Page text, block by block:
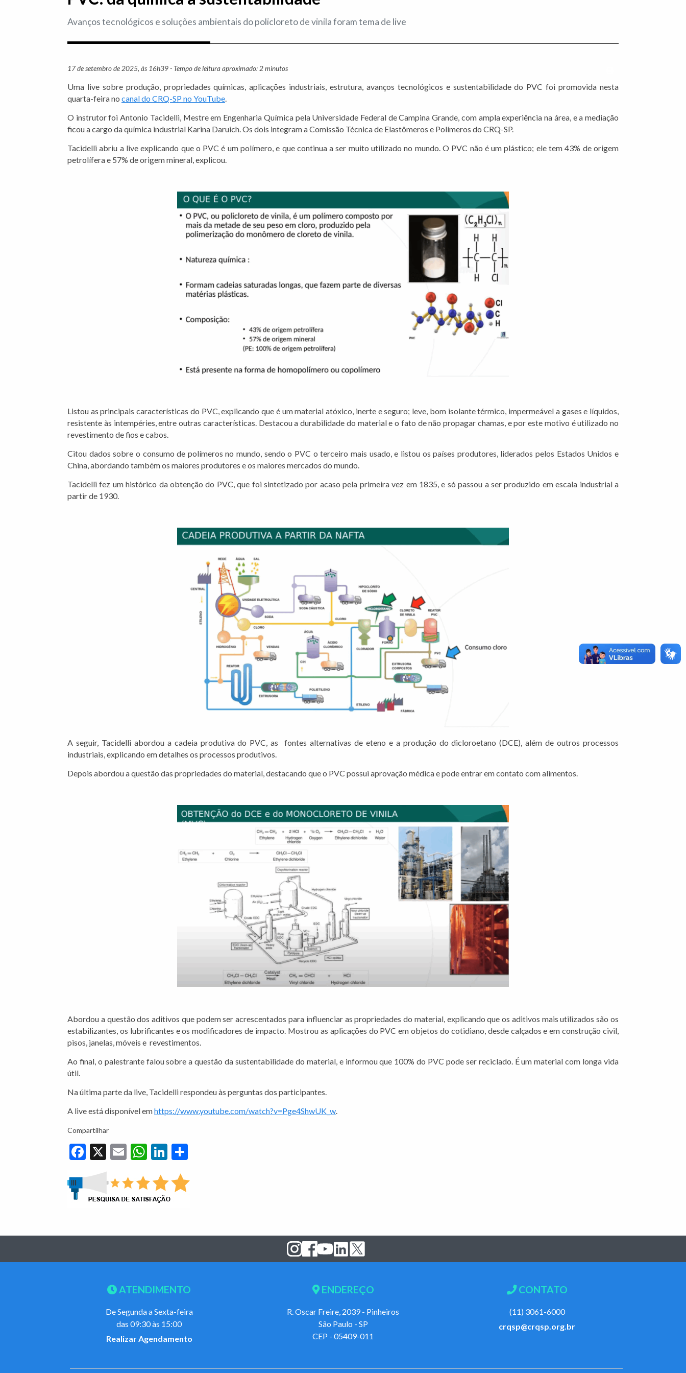
Avanços tecnológicos e soluções ambientais do policloreto de vinila foram tema de live
17 de setembro de 2025, às 16h39 - Tempo de leitura aproximado: 2 minutos
Uma live sobre produção, propriedades químicas, aplicações industriais, estrutura, avanços tecnológicos e sustentabilidade do PVC foi promovida nesta
quarta-feira no canal do CRQ-SP no YouTube.
O instrutor foi Antonio Tacidelli, Mestre em Engenharia Química pela Universidade Federal de Campina Grande, com ampla experiência na área, e a mediação
ficou a cargo da química industrial Karina Daruich. Os dois integram a Comissão Técnica de Elastômeros e Polímeros do CRQ-SP.
Tacidelli abriu a live explicando que o PVC é um polímero, e que continua a ser muito utilizado no mundo. O PVC não é um plástico; ele tem 43% de origem
petrolífera e 57% de origem mineral, explicou.
Listou as principais características do PVC, explicando que é um material atóxico, inerte e seguro; leve, bom isolante térmico, impermeável a gases e líquidos,
resistente às intempéries, entre outras características. Destacou a durabilidade do material e o fato de não propagar chamas, e por este motivo é utilizado no
revestimento de fios e cabos.
Citou dados sobre o consumo de polímeros no mundo, sendo o PVC o terceiro mais usado, e listou os países produtores, liderados pelos Estados Unidos e
China, abordando também os maiores produtores e os maiores mercados do mundo.
Tacidelli fez um histórico da obtenção do PVC, que foi sintetizado por acaso pela primeira vez em 1835, e só passou a ser produzido em escala industrial a
partir de 1930.
A seguir, Tacidelli abordou a cadeia produtiva do PVC, as fontes alternativas de eteno e a produção do dicloroetano (DCE), além de outros processos
industriais, explicando em detalhes os processos produtivos.
Depois abordou a questão das propriedades do material, destacando que o PVC possui aprovação médica e pode entrar em contato com alimentos.
Abordou a questão dos aditivos que podem ser acrescentados para influenciar as propriedades do material, explicando que os aditivos mais utilizados são os
estabilizantes, os lubrificantes e os modificadores de impacto. Mostrou as aplicações do PVC em objetos do cotidiano, desde calçados e em construção civil,
pisos, janelas, móveis e revestimentos.
Ao final, o palestrante falou sobre a questão da sustentabilidade do material, e informou que 100% do PVC pode ser reciclado. É um material com longa vida
útil.
Na última parte da live, Tacidelli respondeu às perguntas dos participantes.
A live está disponível emhttps://www.youtube.com/watch?v=Pge4ShwUK_w.
Compartilhar
Facebook
X EmailWhatsApp
LinkedIn
ATENDIMENTO
De Segunda a Sexta-feira
das 09:30 às 15:00
Realizar Agendamento
ENDEREÇO
R. Oscar Freire, 2039 - Pinheiros
São Paulo - SP
CEP - 05409-011
CONTATO
(11) 3061-6000
crqsp@crqsp.org.br